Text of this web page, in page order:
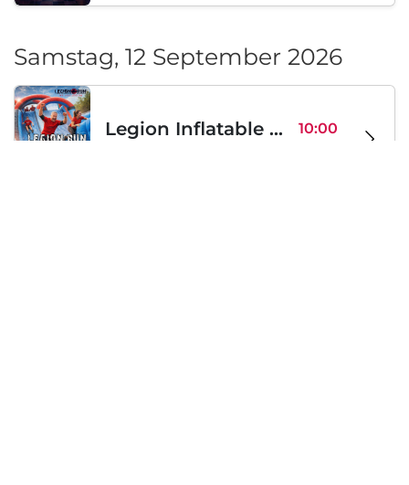
Samstag, 12 September 2026
Legion Inflatable Family Run - Sofia 10:00